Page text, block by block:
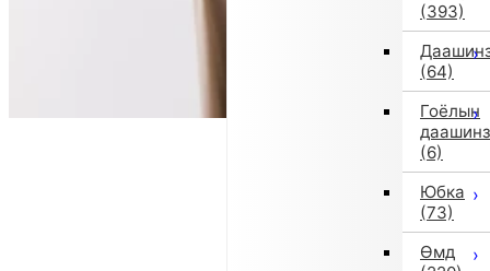
(393)
(64)
Гоёлын
даашинз
(6)
Юбка
(73)
Өмд